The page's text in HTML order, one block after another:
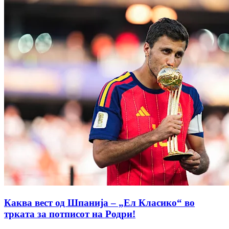
Каква вест од Шпанија – „Ел Класико“ во
трката за потписот на Родри!